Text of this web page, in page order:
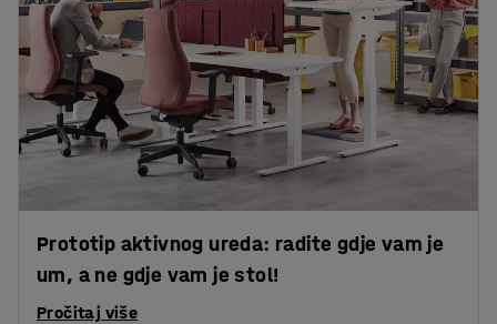
Prototip aktivnog ureda: radite gdje vam je
um, a ne gdje vam je stol!
Pročitaj više